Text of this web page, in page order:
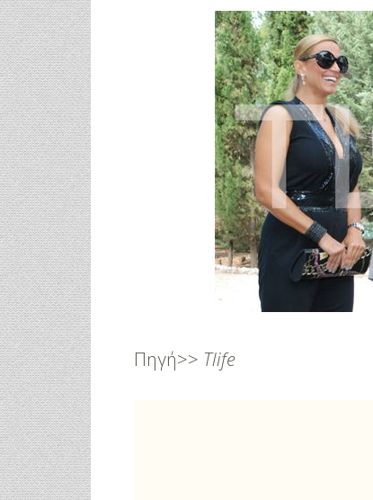
Πηγή>> Tlife
Γάμος Πάνος Μουζουράκη &
Μαριλού Κόζαρη - Έρχεται